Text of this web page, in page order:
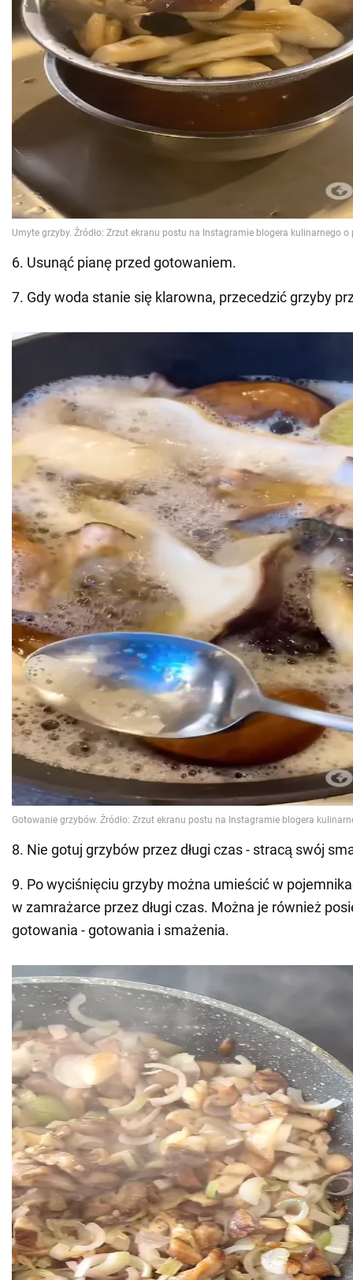
6. Usunąć pianę przed gotowaniem.
7. Gdy woda stanie się klarowna, przecedzić grzyby
8. Nie gotuj grzybów przez długi czas - stracą swój
9. Po wyciśnięciu grzyby można umieścić w
w zamrażarce przez długi czas. Można je również
gotowania - gotowania i smażenia.